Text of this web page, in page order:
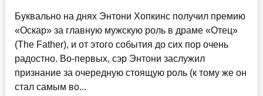
Буквально на днях Энтони Хопкинс получил премию
«Оскар» за главную мужскую роль в драме «Отец»
(The Father), и от этого события до сих пор очень
радостно. Во-первых, сэр Энтони заслужил
признание за очередную стоящую роль (к тому же он
стал самым во...